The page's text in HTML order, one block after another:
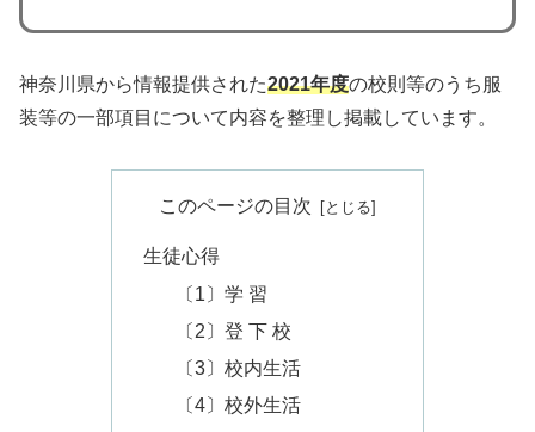
神奈川県から情報提供された2021年度の校則等のうち服
装等の一部項目について内容を整理し掲載しています。
このページの目次
生徒心得
〔1〕学 習
〔2〕登 下 校
〔3〕校内生活
〔4〕校外生活